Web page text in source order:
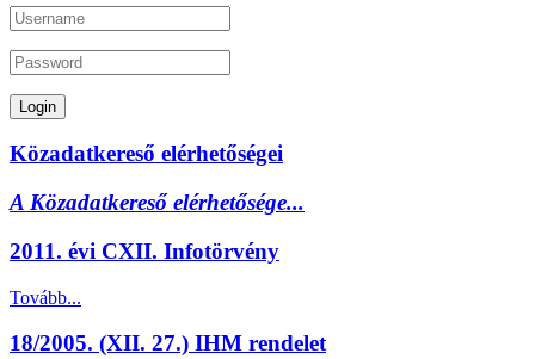
Közadatkereső elérhetőségei
A Közadatkereső elérhetősége...
2011. évi CXII. Infotörvény
Tovább...
18/2005. (XII. 27.) IHM rendelet